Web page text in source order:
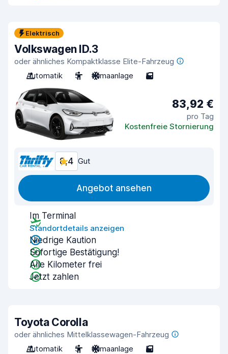
Elektrisch
Volkswagen ID.3
oder ähnliches Kompaktklasse Elite-Fahrzeug
Automatik
5 Klimaanlage 5
83,92 €
pro Tag
Kostenfreie Stornierung
8,4 Gut
Angebot ansehen
Im Terminal
Standortdetails anzeigen
Niedrige Kaution
Sofortige Bestätigung!
Alle Kilometer frei
Jetzt zahlen
Toyota Corolla
oder ähnliches Mittelklassewagen-Fahrzeug
Automatik
5 Klimaanlage 5